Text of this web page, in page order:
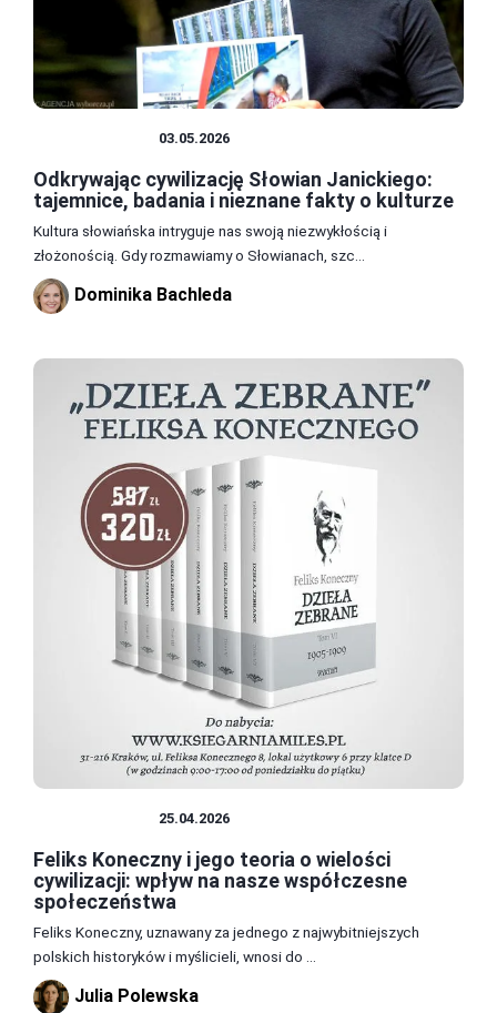
03.05.2026
Odkrywając cywilizację Słowian Janickiego:
tajemnice, badania i nieznane fakty o kulturze
Kultura słowiańska intryguje nas swoją niezwykłością i
złożonością. Gdy rozmawiamy o Słowianach, szc...
Dominika Bachleda
25.04.2026
Feliks Koneczny i jego teoria o wielości
cywilizacji: wpływ na nasze współczesne
społeczeństwa
Feliks Koneczny, uznawany za jednego z najwybitniejszych
polskich historyków i myślicieli, wnosi do ...
Julia Polewska